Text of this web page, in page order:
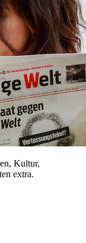
Kultur,
extra.